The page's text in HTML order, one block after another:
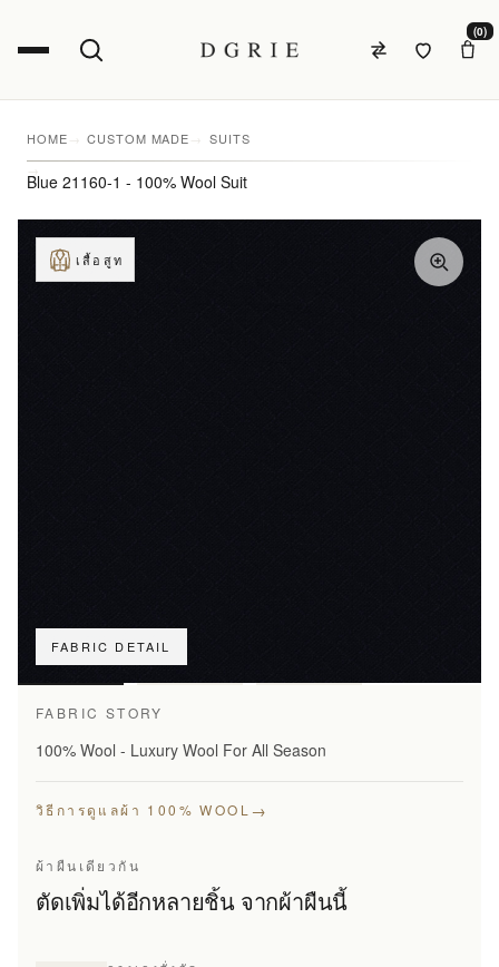
(0)
HOME CUSTOM MADE SUITS
Blue 21160-1 - 100% Wool Suit
FABRIC DETAIL
เสื้อสูท
FABRIC STORY
100% Wool - Luxury Wool For All Season
วิธีการดูแลผ้า 100% WOOL →
ผ้าผืนเดียวกัน
ตัดเพิ่มได้อีกหลายชิ้น จากผ้าผืนนี้